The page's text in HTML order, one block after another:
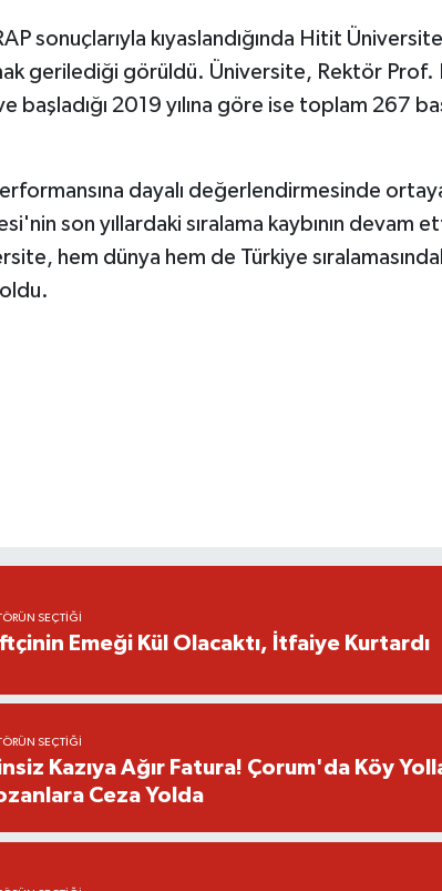
sonuçlarıyla kıyaslandığında Hitit
gerilediği görüldü. Üniversite, Rektör Prof.
başladığı 2019 yılına göre ise toplam 267
dayalı değerlendirmesinde
son yıllardaki sıralama kaybının devam
hem dünya hem de Türkiye
SEÇTIĞI
Emeği Kül Olacaktı, İtfaiye Kurtardı
SEÇTIĞI
Kazıya Ağır Fatura! Çorum'da Köy
Ceza Yolda